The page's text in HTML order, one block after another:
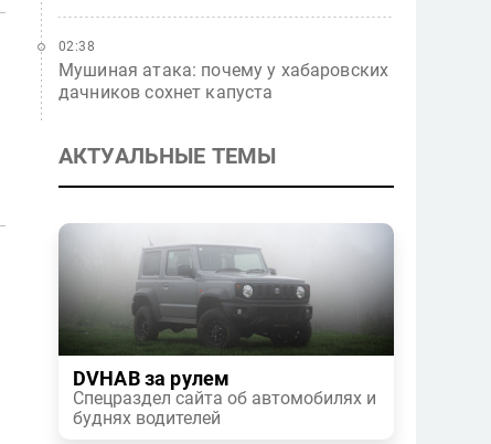
Мушиная атака: почему у хабаровских
дачников сохнет капуста
02:38
АКТУАЛЬНЫЕ ТЕМЫ
DVHAB за рулем
Спецраздел сайта об автомобилях и
буднях водителей